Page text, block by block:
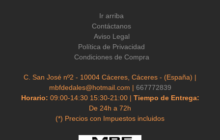
Ir arriba
Contáctanos
Aviso Legal
Política de Privacidad
Condiciones de Compra
C. San José nº2 - 10004 Cáceres, Cáceres - (España) |
mbfdedales@hotmail.com | 667772839
Horario: 09:00-14:30 15:30-21:00 | Tiempo de Entrega:
De 24h a 72h
(*) Precios con Impuestos incluidos